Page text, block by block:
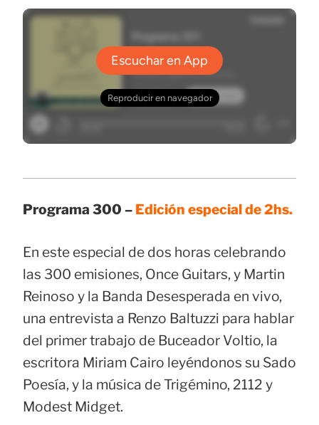
Programa 300 – Edición especial de 2hs.
En este especial de dos horas celebrando
las 300 emisiones, Once Guitars, y Martin
Reinoso y la Banda Desesperada en vivo,
una entrevista a Renzo Baltuzzi para hablar
del primer trabajo de Buceador Voltio, la
escritora Miriam Cairo leyéndonos su Sado
Poesía, y la música de Trigémino, 2112 y
Modest Midget.